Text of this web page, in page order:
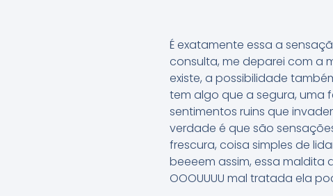
É exatamente essa a
consulta, me deparei com a
existe, a possibilidade
tem algo que a segura, uma
sentimentos ruins que
verdade é que são
frescura, coisa simples de
beeeem assim, essa maldita
OOOUUUU mal tratada ela